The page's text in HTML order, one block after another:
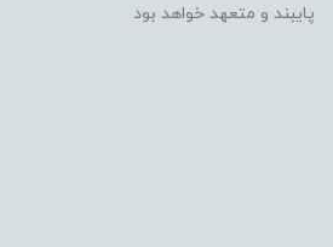
پایبند و متعهد خواهد بود